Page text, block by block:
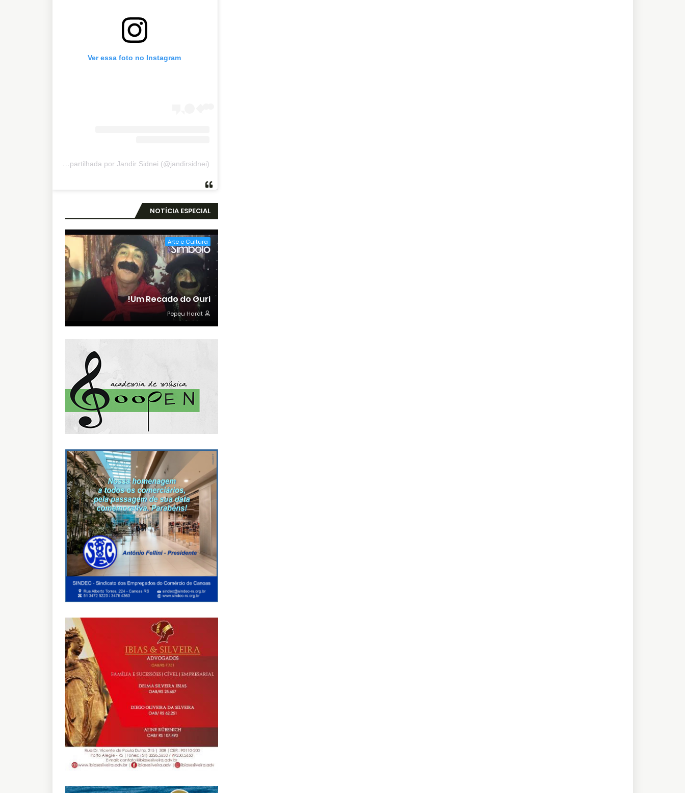
Ver essa foto no Instagram
Uma publicação compartilhada por Jandir Sidnei (@jandirsidnei)
NOTÍCIA ESPECIAL
Arte e Cultura
Um Recado do Guri!
Pepeu Hardt